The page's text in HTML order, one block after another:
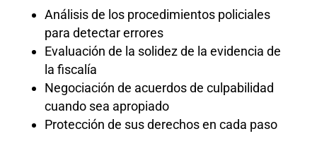
Análisis de los procedimientos policiales
para detectar errores
Evaluación de la solidez de la evidencia de
la fiscalía
Negociación de acuerdos de culpabilidad
cuando sea apropiado
Protección de sus derechos en cada paso